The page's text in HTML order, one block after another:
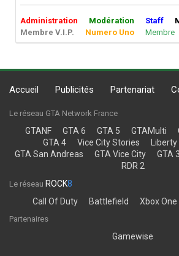
Administration Modération Staff
Membre V.I.P.
Numero Uno Membre
Accueil Publicités Partenariat
Le réseau GTA Network France
GTANF GTA 6 GTA 5 GTAMulti
GTA 4
Vice City Stories
Liberty
GTA San Andreas
GTA Vice City GTA 3
RDR 2
Le réseau ROCK8
Call Of Duty
Battlefield Xbox One
Partenaires
Gamewise